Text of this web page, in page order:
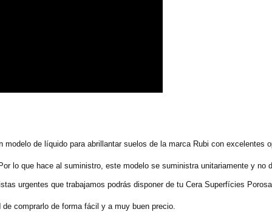
de líquido para abrillantar suelos de la marca Rubi con excelentes
lo que hace al suministro, este modelo se suministra unitariamente y no
urgentes que trabajamos podrás disponer de tu Cera Superfícies
comprarlo de forma fácil y a muy buen precio.